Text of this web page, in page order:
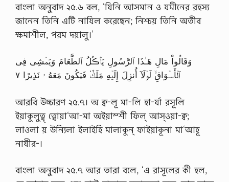
বাংলা অনুবাদ ২৫.৬ বল, ‘যিনি আসমান ও যমীনের রহস্য
জানেন তিনি এটি নাযিল করেছেন; নিশ্চয় তিনি অতীব
ক্ষমাশীল, পরম দয়ালু।’
وَقَالُواْ مَالِ هَـٰذَا ٱلرَّسُولِ يَأۡڪُلُ ٱلطَّعَامَ وَيَمۡشِى فِى
ٱلۡأَسۡوَاقِ‌ۙ لَوۡلَآ أُنزِلَ إِلَيۡهِ مَلَكٌ۬ فَيَكُونَ مَعَهُ ۥ نَذِيرًا ٧
আরবি উচ্চারণ ২৫.৭। অ ক্ব-লূ মা-লি হা-র্যা রসূলি
ইয়াকুলুত্ব্ ত্বোয়া‘আ-মা অইয়াম্শী ফিল্ আস্ওয়া-ক্ব;
লাওলা য় উন্যিলা ইলাইহি মালাকুন্ ফাইয়াকূনা মা‘আহূ
নাযীর-।
বাংলা অনুবাদ ২৫.৭ আর তারা বলে, ‘এ রাসূলের কী হল,